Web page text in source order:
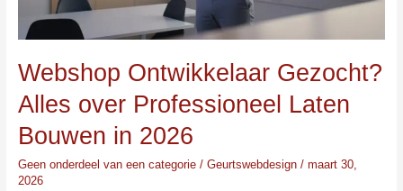
Webshop Ontwikkelaar Gezocht?
Alles over Professioneel Laten
Bouwen in 2026
Geen onderdeel van een categorie/ Geurtswebdesign / maart 30,
2026